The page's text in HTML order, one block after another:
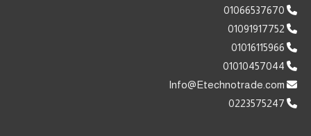
01066537670
01091917752
01016115966
01010457044
0223575247